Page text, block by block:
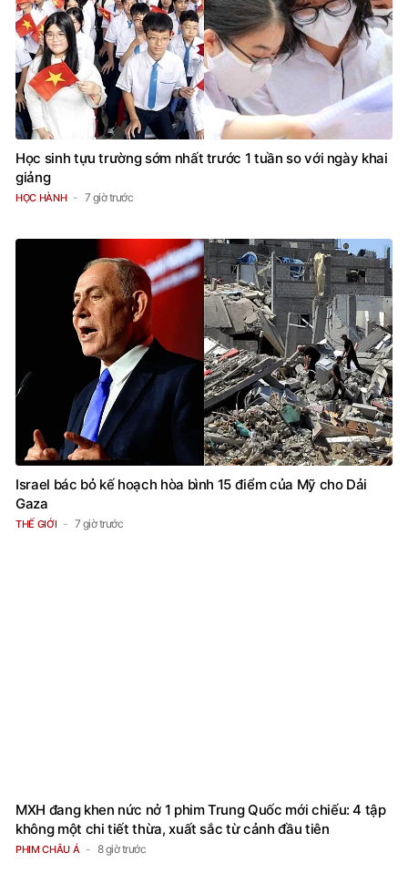
Học sinh tựu trường sớm nhất trước 1 tuần so với ngày khai
giảng
HỌC HÀNH 7 giờ trước
Israel bác bỏ kế hoạch hòa bình 15 điểm của Mỹ cho Dải
Gaza
THẾ GIỚI 7 giờ trước
MXH đang khen nức nở 1 phim Trung Quốc mới chiếu: 4 tập
không một chi tiết thừa, xuất sắc từ cảnh đầu tiên
PHIM CHÂU Á 8 giờ trước